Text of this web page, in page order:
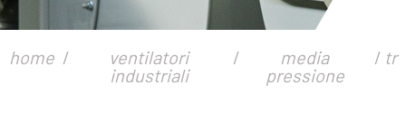
home
ventilatori
industriali
media
pressione
tr